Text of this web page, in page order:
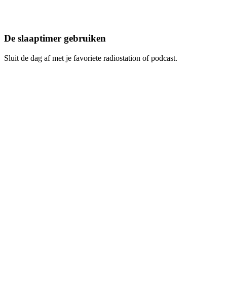
De slaaptimer gebruiken
Sluit de dag af met je favoriete radiostation of podcast.